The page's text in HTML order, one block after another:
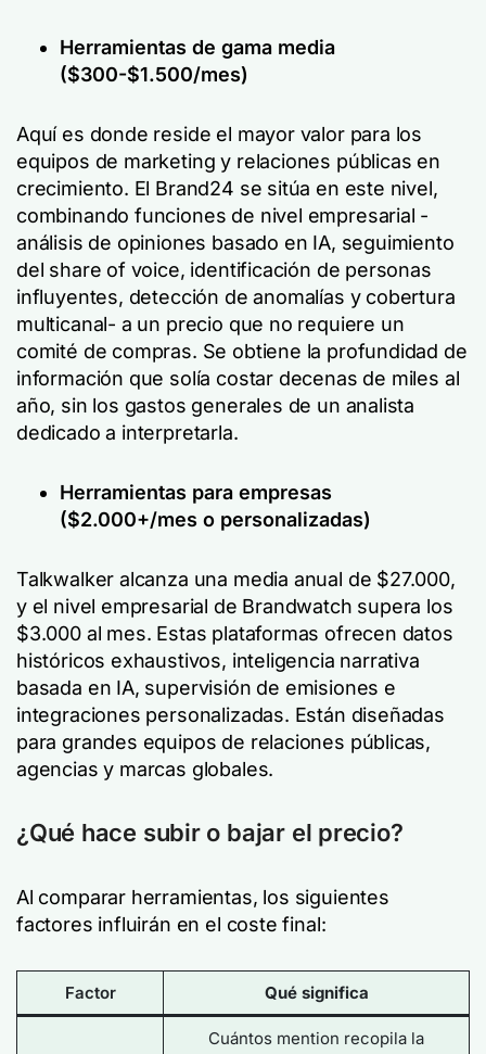
Herramientas de gama media
($300-$1.500/mes)
Aquí es donde reside el mayor valor para los
equipos de marketing y relaciones públicas en
crecimiento. El Brand24 se sitúa en este nivel,
combinando funciones de nivel empresarial -
análisis de opiniones basado en IA, seguimiento
del share of voice, identificación de personas
influyentes, detección de anomalías y cobertura
multicanal- a un precio que no requiere un
comité de compras. Se obtiene la profundidad de
información que solía costar decenas de miles al
año, sin los gastos generales de un analista
dedicado a interpretarla.
Herramientas para empresas
($2.000+/mes o personalizadas)
Talkwalker alcanza una media anual de $27.000,
y el nivel empresarial de Brandwatch supera los
$3.000 al mes. Estas plataformas ofrecen datos
históricos exhaustivos, inteligencia narrativa
basada en IA, supervisión de emisiones e
integraciones personalizadas. Están diseñadas
para grandes equipos de relaciones públicas,
agencias y marcas globales.
¿Qué hace subir o bajar el precio?
Al comparar herramientas, los siguientes
factores influirán en el coste final:
Factor Qué significa
Cuántos mention recopila la